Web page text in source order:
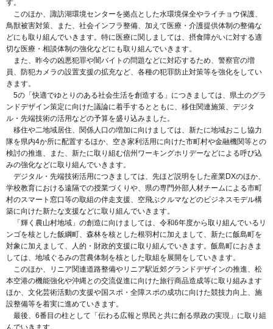
す。
このほか、諏訪湖環境センターを拠点とした水環境保全やライチョウ保護、
鳥獣被害対策、また、社会インフラ整備、加えて医療・介護提供体制の整備な
どにも取り組んでいきます。特に医療に関しましては、摂食障がいに対する適
切な医療・相談体制の強化などにも取り組んでいきます。
また、昨今の凶悪犯罪や闇バイトの問題などに対応するため、警察官の増
員、防犯カメラの設置支援の拡充など、各種の犯罪防止対策等を強化をしてい
きます。
5の「快適でゆとりのある社会生活を創造する」につきましては、県土のグラ
ンドデザイン策定に向けた議論に着手するとともに、移住関連施策、デジタ
ル・先端技術の活用などの予算を盛り込みました。
移住や二地域居住、関係人口の増加に向けましては、新たに地域おこし協力
隊を県内4か所に配置するほか、空き家利活用に向けた市町村や金融機関等との
検討の推進、また、新たに取り組む信州ワーキングホリデーなどによる呼び込
みの強化などに取り組んでいきます。
デジタル・先端技術活用につきましては、先ほど説明をした産業DXのほか、
学校教育における遠隔での授業づくりや、県の専門外部人材チームによる市町
村のスマート窓口等の取組の伴走支援、空飛ぶクルマなどのビジネスモデル構
築に向けた新たな支援などに取り組んでいきます。
「輝く農山村地域」の創造に向けましては、令和6年度から取り組んでいるリ
ンゴを核とした飯綱町、森林を核とした根羽村に加えまして、新たに飯島町を
対象に加えまして、人的・財政的支援に取り組んでいきます。飯島町におきま
しては、地域ぐるみの営農体制を核とした取組を展開をしていきます。
このほか、リニア関連道路整備やリニア駅近郊グランドデザインの推進、松
本空港の機能強化や沖縄との交流促進に向けた旅行商品造成等に取り組みます
ほか、文化芸術活動の支援や国スポ・全障スポの成功に向けた競技力向上、施
設整備等を着実に進めていきます。
最後、6番目の柱として「伝わる広報と県民と共に創る県政の実現」に取り組
んでいきます。